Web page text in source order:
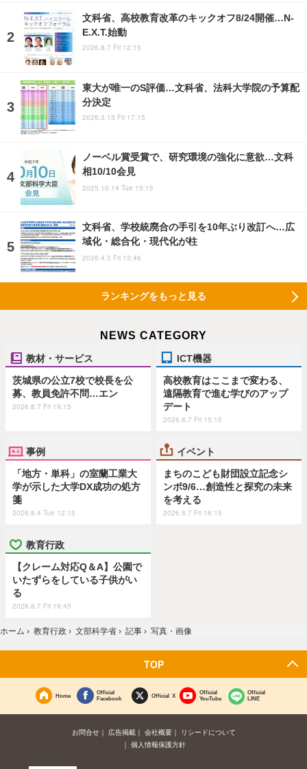
文科省、高校教育改革のキックオフ8/24開催…N-
E.X.T.始動
2026.8.7 Fri 12:15
東大が唯一のS評価…文科省、法科大学院の予算配
分決定
2026.3.13 Fri 17:15
ノーベル賞受賞で、研究環境の強化に意欲…文科
相10/10会見
2025.10.14 Tue 15:15
文科省、学校統廃合の手引を10年ぶり改訂へ…広
域化・総合化・現代化が柱
2026.4.3 Fri 13:46
ランキングをもっと見る
NEWS CATEGORY
教材・サービス
茨城県の公立7校で校長を公
募、教員免許不問…エン
2026.8.7 Fri 19:15
ICT機器
高校教育はここまで変わる、
遠隔教育で進む学びのアップ
デート
2026.8.7 Fri 15:15
事例
「地方・単科」の室蘭工業大
学が示した大学DX成功の処方
箋
2026.8.4 Tue 12:15
イベント
まちのこども財団設立記念シ
ンポ9/6…創造性と探究の未来
を考える
2026.8.7 Fri 16:15
教育行政
【クレーム対応Q＆A】公園で
いたずらをしている子供がい
る
2026.8.7 Fri 19:45
ホーム › 教育行政 › 文部科学省 › 記事 › 写真・画像
TOP
Home
Official
Facebook
Official X
Official
YouTube
Official
LINE
お問合せ 広告掲載 会社概要
リシードについて
個人情報保護方針